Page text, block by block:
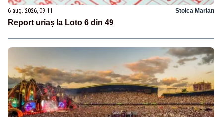
6 aug. 2026, 09:11 Stoica Marian
Report uriaș la Loto 6 din 49